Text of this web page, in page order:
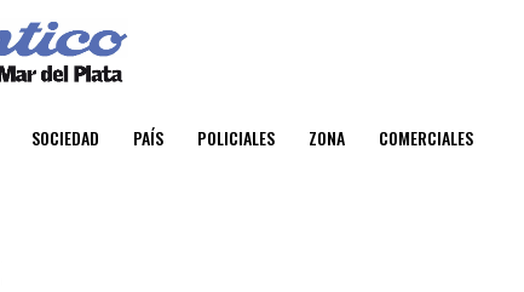
SOCIEDAD PAÍS POLICIALES ZONA COMERCIALES